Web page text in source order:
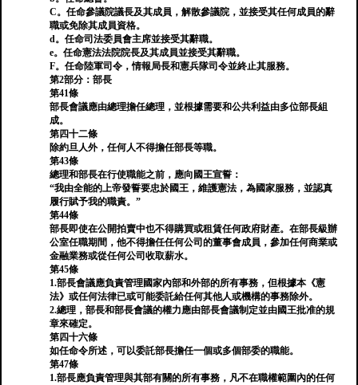
C。任命參議院議長及其成員，解散參議院，並接受其任何成員的辭
職或免除其成員資格。
d。任命司法委員會主席並接受其辭職。
e。任命憲法法院院長及其成員並接受其辭職。
F。任命陸軍司令，情報局長和憲兵隊司令並終止其服務。
第2部分：部長
第41條
部長會議應由總理擔任總理，並根據需要和公共利益由多位部長組
成。
第四十二條
除約旦人外，任何人不得擔任部長等職。
第43條
總理和部長在行使職能之前，應向國王宣誓：
“我由全能的上帝發誓要忠於國王，維護憲法，為國家服務，並認真
履行賦予我的職責。”
第44條
部長即使在公開拍賣中也不得購買或租賃任何政府財產。在部長級辦
公室任職期間，他不得擔任任何公司的董事會成員，參加任何商業或
金融業務或從任何公司收取薪水。
第45條
1.部長會議應負責管理國家內部和外部的所有事務，但根據本《憲
法》或任何法律已或可能委託給任何其他人或機構的事務除外。
2.總理，部長和部長會議的權力應由部長會議制定並由國王批准的規
章來確定。
第四十六條
如任命令所述，可以委託部長擔任一個或多個部委的職能。
第47條
1.部長應負責管理與其部有關的所有事務，凡不在職權範圍內的任何